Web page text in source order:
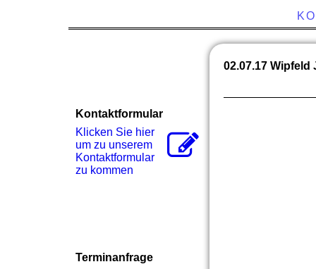
02.07.17 Wipfeld
Kontaktformular
Klicken Sie hier
um zu unserem
Kon­takt­for­mu­lar
zu kommen
Terminanfrage